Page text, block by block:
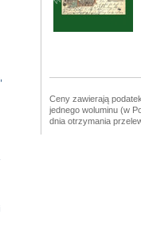
Ceny zawierają
jednego woluminu (w
dnia otrzymania